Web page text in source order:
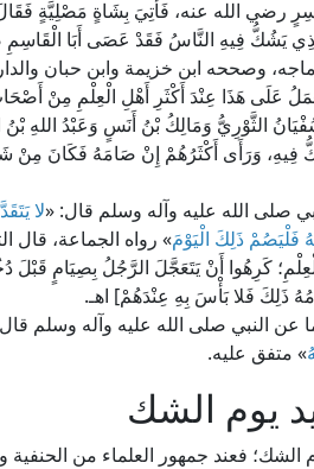
رضي الله عنه، فَأُتِيَ بِشَاةٍ مَصْلِيَّةٍ
يَشُكُّ فِيهِ النَّاسُ فَقَدْ عَصَى أَبَا الْقَاسِمِ
وصححه ابن خزيمة وابن حبان
هَذَا عِنْدَ أَكْثَرِ أَهْلِ الْعِلْمِ مِنْ
الثَّوْرِيُّ وَمَالِكُ بْنُ أَنَسٍ وَعَبْدُ اللهِ
فِيهِ، وَرَأَى أَكْثَرُهُمْ إِنْ صَامَهُ فَكَانَ
صلى الله عليه وآله وسلم قال: «لا
فَلْيَصُمْ ذَلِكَ الْيَوْمَ» رواه الجماعة، قال
كَرِهُوا أَنْ يَتَعَجَّلَ الرَّجُلُ بِصِيَامٍ
فَلا بَأْسَ بِهِ عِنْدَهُمْ] اهـ.
عن النبي صلى الله عليه وآله وسلم
» متفق عليه.
يوم الشك
الشك؛ فعند جمهور العلماء من